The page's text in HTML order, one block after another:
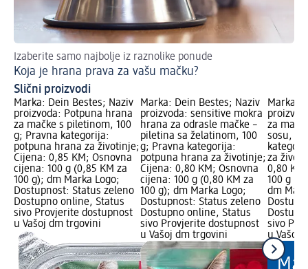
Izaberite samo najbolje iz raznolike ponude
Koja je hrana prava za vašu mačku?
Slični proizvodi
Marka: Dein Bestes; Naziv
proizvoda: Potpuna hrana
za mačke s piletinom, 100
g; Pravna kategorija:
potpuna hrana za životinje;
Cijena: 0,85 KM; Osnovna
cijena: 100 g (0,85 KM za
100 g); dm Marka Logo;
Dostupnost: Status zeleno
Dostupno online, Status
sivo Provjerite dostupnost
u Vašoj dm trgovini
Marka: Dein Bestes; Naziv
proizvoda: sensitive mokra
hrana za odrasle mačke –
piletina sa želatinom, 100
g; Pravna kategorija:
potpuna hrana za životinje;
Cijena: 0,80 KM; Osnovna
cijena: 100 g (0,80 KM za
100 g); dm Marka Logo;
Dostupnost: Status zeleno
Dostupno online, Status
sivo Provjerite dostupnost
u Vašoj dm trgovini
Marka:
za
sosu,
za
0,80
100 g
dm
sivo
u Vašoj